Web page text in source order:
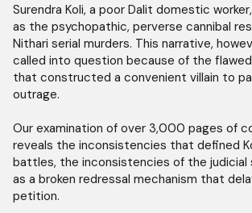
Surendra Koli, a poor Dalit domestic
as the psychopathic, perverse cannibal
Nithari serial murders. This narrative,
called into question because of the
that constructed a convenient villain to
outrage.
Our examination of over 3,000 pages of
reveals the inconsistencies that defined
battles, the inconsistencies of the judicial
as a broken redressal mechanism that
petition.